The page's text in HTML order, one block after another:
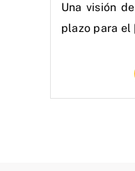
Una visión
plazo para el